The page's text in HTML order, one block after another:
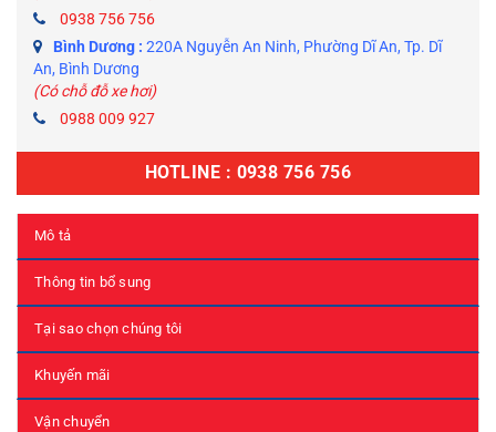
0938 756 756
Bình Dương : 220A Nguyễn An Ninh, Phường Dĩ An, Tp. Dĩ
An, Bình Dương
(Có chỗ đỗ xe hơi)
0988 009 927
HOTLINE : 0938 756 756
Mô tả
Thông tin bổ sung
Tại sao chọn chúng tôi
Khuyến mãi
Vận chuyển